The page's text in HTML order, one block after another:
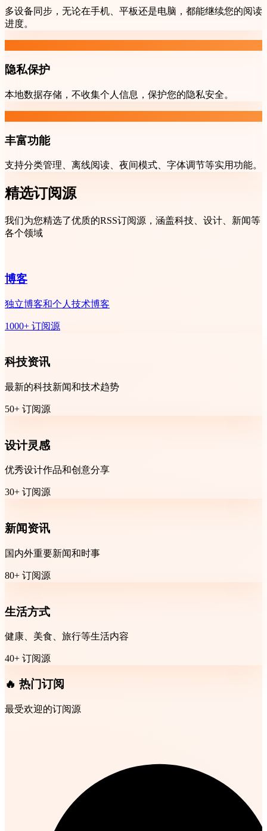
多设备同步，无论在手机、平板还是电脑，都能继续您的阅读
进度。
隐私保护
本地数据存储，不收集个人信息，保护您的隐私安全。
丰富功能
支持分类管理、离线阅读、夜间模式、字体调节等实用功能。
精选订阅源
我们为您精选了优质的RSS订阅源，涵盖科技、设计、新闻等
各个领域
博客
独立博客和个人技术博客
1000+ 订阅源
科技资讯
最新的科技新闻和技术趋势
50+ 订阅源
设计灵感
优秀设计作品和创意分享
30+ 订阅源
新闻资讯
国内外重要新闻和时事
80+ 订阅源
生活方式
健康、美食、旅行等生活内容
40+ 订阅源
🔥 热门订阅
最受欢迎的订阅源